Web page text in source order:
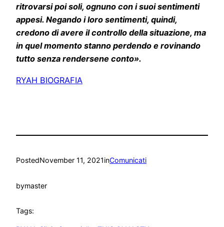
ritrovarsi poi soli, ognuno con i suoi sentimenti
appesi. Negando i loro sentimenti, quindi,
credono di avere il controllo della situazione, ma
in quel momento stanno perdendo e rovinando
tutto senza rendersene conto».
RYAH BIOGRAFIA
PostedNovember 11, 2021inComunicati
bymaster
Tags: